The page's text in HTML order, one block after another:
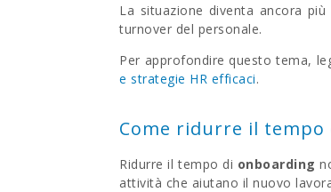
La situazione diventa ancora
turnover del personale.
Per approfondire questo tema,
e strategie HR efficaci.
Come ridurre il
Ridurre il tempo di onboarding
attività che aiutano il nuovo